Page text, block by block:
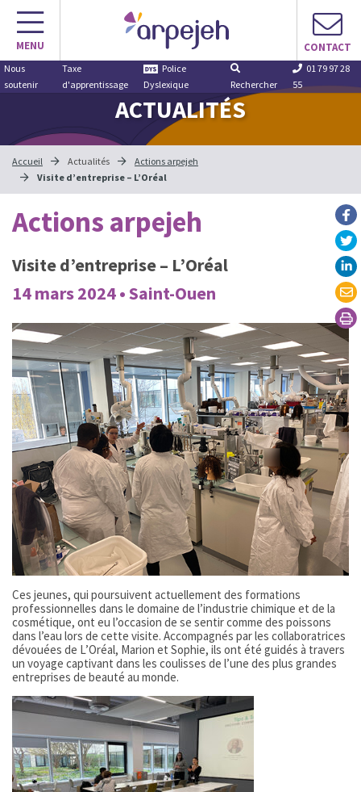
Aller
contenu
MENU CONTACT
Nous
soutenir
Taxe
d'apprentissage
Police
Dyslexique
Rechercher
01 79 97 28
55
ACTUALITÉS
Accueil Actualités
Actions arpejeh
Visite d’entreprise – L’Oréal
Actions arpejeh
Visite d’entreprise – L’Oréal
14 mars 2024 • Saint-Ouen
Ces jeunes, qui poursuivent actuellement des formations
professionnelles dans le domaine de l’industrie chimique et de la
cosmétique, ont eu l’occasion de se sentir comme des poissons
dans l’eau lors de cette visite. Accompagnés par les collaboratrices
dévouées de L’Oréal, Marion et Sophie, ils ont été guidés à travers
un voyage captivant dans les coulisses de l’une des plus grandes
entreprises de beauté au monde.